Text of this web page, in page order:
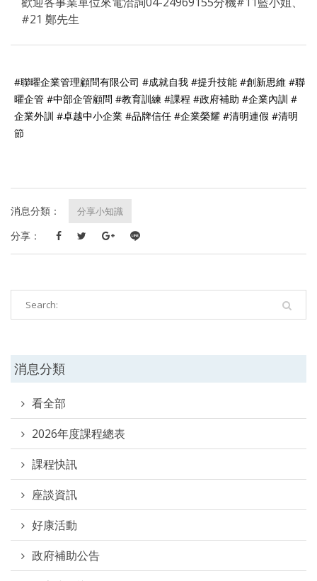
#21 鄭先生
#聯曜企業管理顧問有限公司 #成就自我 #提升技能 #創新思維 #聯
曜企管 #中部企管顧問 #教育訓練 #課程 #政府補助 #企業內訓 #
企業外訓 #卓越中小企業 #品牌信任 #企業榮耀 #清明連假 #清明
節
消息分類： 分享小知識
分享：
消息分類
看全部
2026年度課程總表
課程快訊
座談資訊
好康活動
政府補助公告